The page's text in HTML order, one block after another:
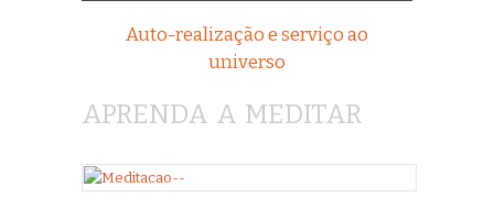
Auto-realização e serviço ao
universo
APRENDA A MEDITAR